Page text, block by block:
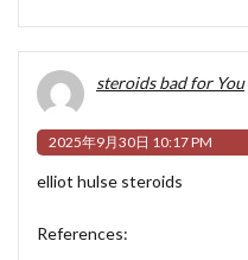
steroids bad for You
2025年9月30日 10:17 PM
elliot hulse steroids
References: